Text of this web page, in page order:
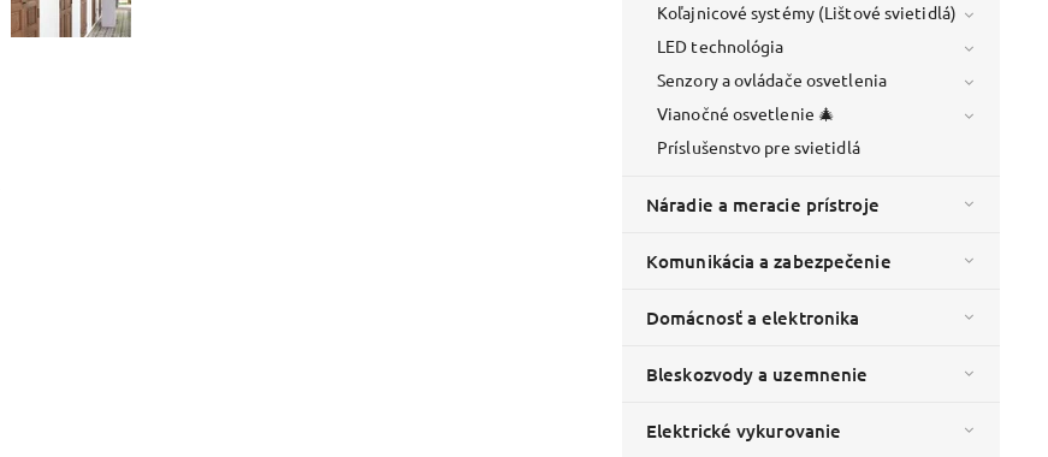
Koľajnicové systémy (Lištové svietidlá)
LED technológia
Senzory a ovládače osvetlenia
Vianočné osvetlenie 🎄
Príslušenstvo pre svietidlá
Náradie a meracie prístroje
Komunikácia a zabezpečenie
Domácnosť a elektronika
Bleskozvody a uzemnenie
Elektrické vykurovanie